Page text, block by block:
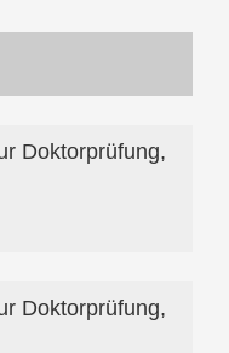
Doktorprüfung,
Doktorprüfung,